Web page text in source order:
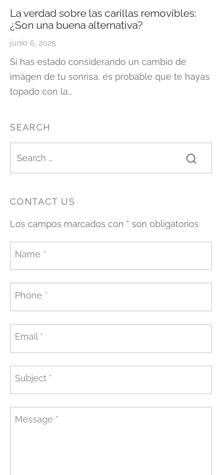
La verdad sobre las carillas removibles:
¿Son una buena alternativa?
junio 6, 2025
Si has estado considerando un cambio de
imagen de tu sonrisa, es probable que te hayas
topado con la…
SEARCH
CONTACT US
Los campos marcados con * son obligatorios
Name *
Phone *
Email *
Subject *
Message *